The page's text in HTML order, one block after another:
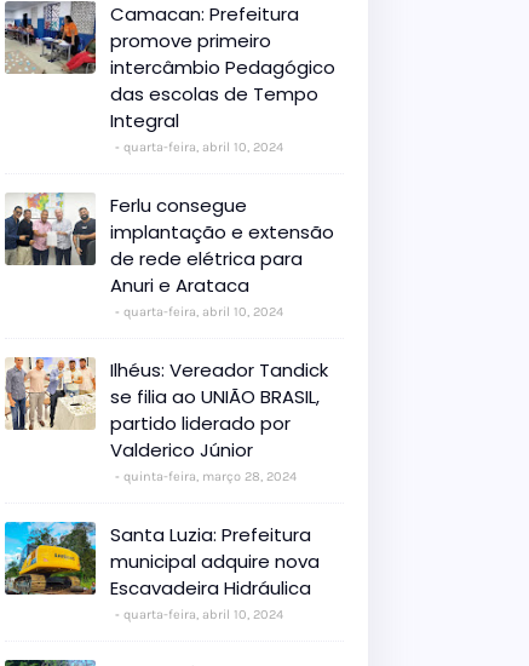
Camacan: Prefeitura
promove primeiro
intercâmbio Pedagógico
das escolas de Tempo
Integral
quarta-feira, abril 10, 2024
Ferlu consegue
implantação e extensão
de rede elétrica para
Anuri e Arataca
quarta-feira, abril 10, 2024
Ilhéus: Vereador Tandick
se filia ao UNIÃO BRASIL,
partido liderado por
Valderico Júnior
quinta-feira, março 28, 2024
Santa Luzia: Prefeitura
municipal adquire nova
Escavadeira Hidráulica
quarta-feira, abril 10, 2024